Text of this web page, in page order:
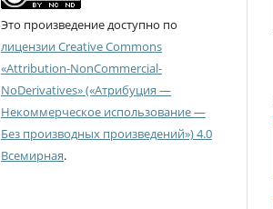
Это произведение доступно по
лицензии Creative Commons
«Attribution-NonCommercial-
NoDerivatives» («Атрибуция —
Некоммерческое использование —
Без производных произведений») 4.0
Всемирная.